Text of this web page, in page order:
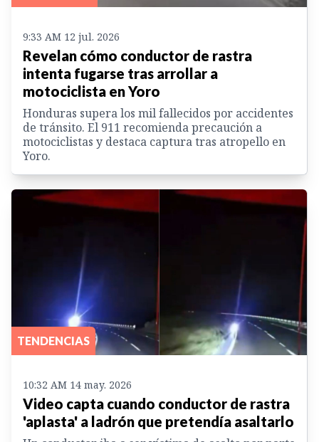
9:33 AM 12 jul. 2026
Revelan cómo conductor de rastra
intenta fugarse tras arrollar a
motociclista en Yoro
Honduras supera los mil fallecidos por accidentes
de tránsito. El 911 recomienda precaución a
motociclistas y destaca captura tras atropello en
Yoro.
TENDENCIAS
10:32 AM 14 may. 2026
Video capta cuando conductor de rastra
'aplasta' a ladrón que pretendía asaltarlo